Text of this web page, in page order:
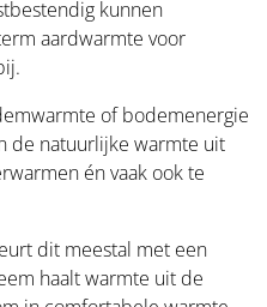
kunnen
aardwarmte voor
of bodemenergie
de natuurlijke warmte uit
én vaak ook te
dit meestal met een
haalt warmte uit de